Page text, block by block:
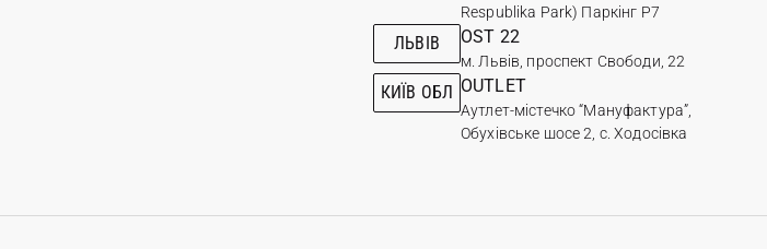
Respublika Park) Паркінг Р7
ЛЬВІВ OST 22
м. Львів, проспект Свободи, 22
КИЇВ ОБЛ OUTLET
Аутлет-містечко “Мануфактура”,
Обухівське шосе 2, с. Ходосівка